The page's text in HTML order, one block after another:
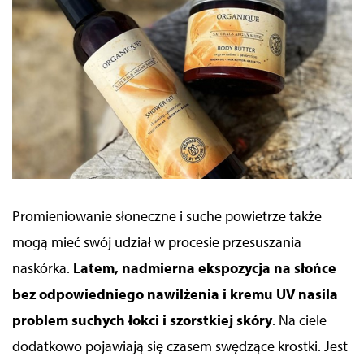
Promieniowanie słoneczne i suche powietrze także
mogą mieć swój udział w procesie przesuszania
naskórka. Latem, nadmierna ekspozycja na słońce
bez odpowiedniego nawilżenia i kremu UV nasila
problem suchych łokci i szorstkiej skóry. Na ciele
dodatkowo pojawiają się czasem swędzące krostki. Jest